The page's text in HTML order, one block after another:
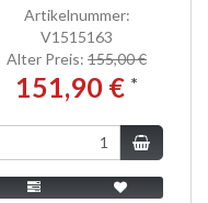
Artikelnummer:
V1515163
Alter Preis: 155,00 €
151,90 € *